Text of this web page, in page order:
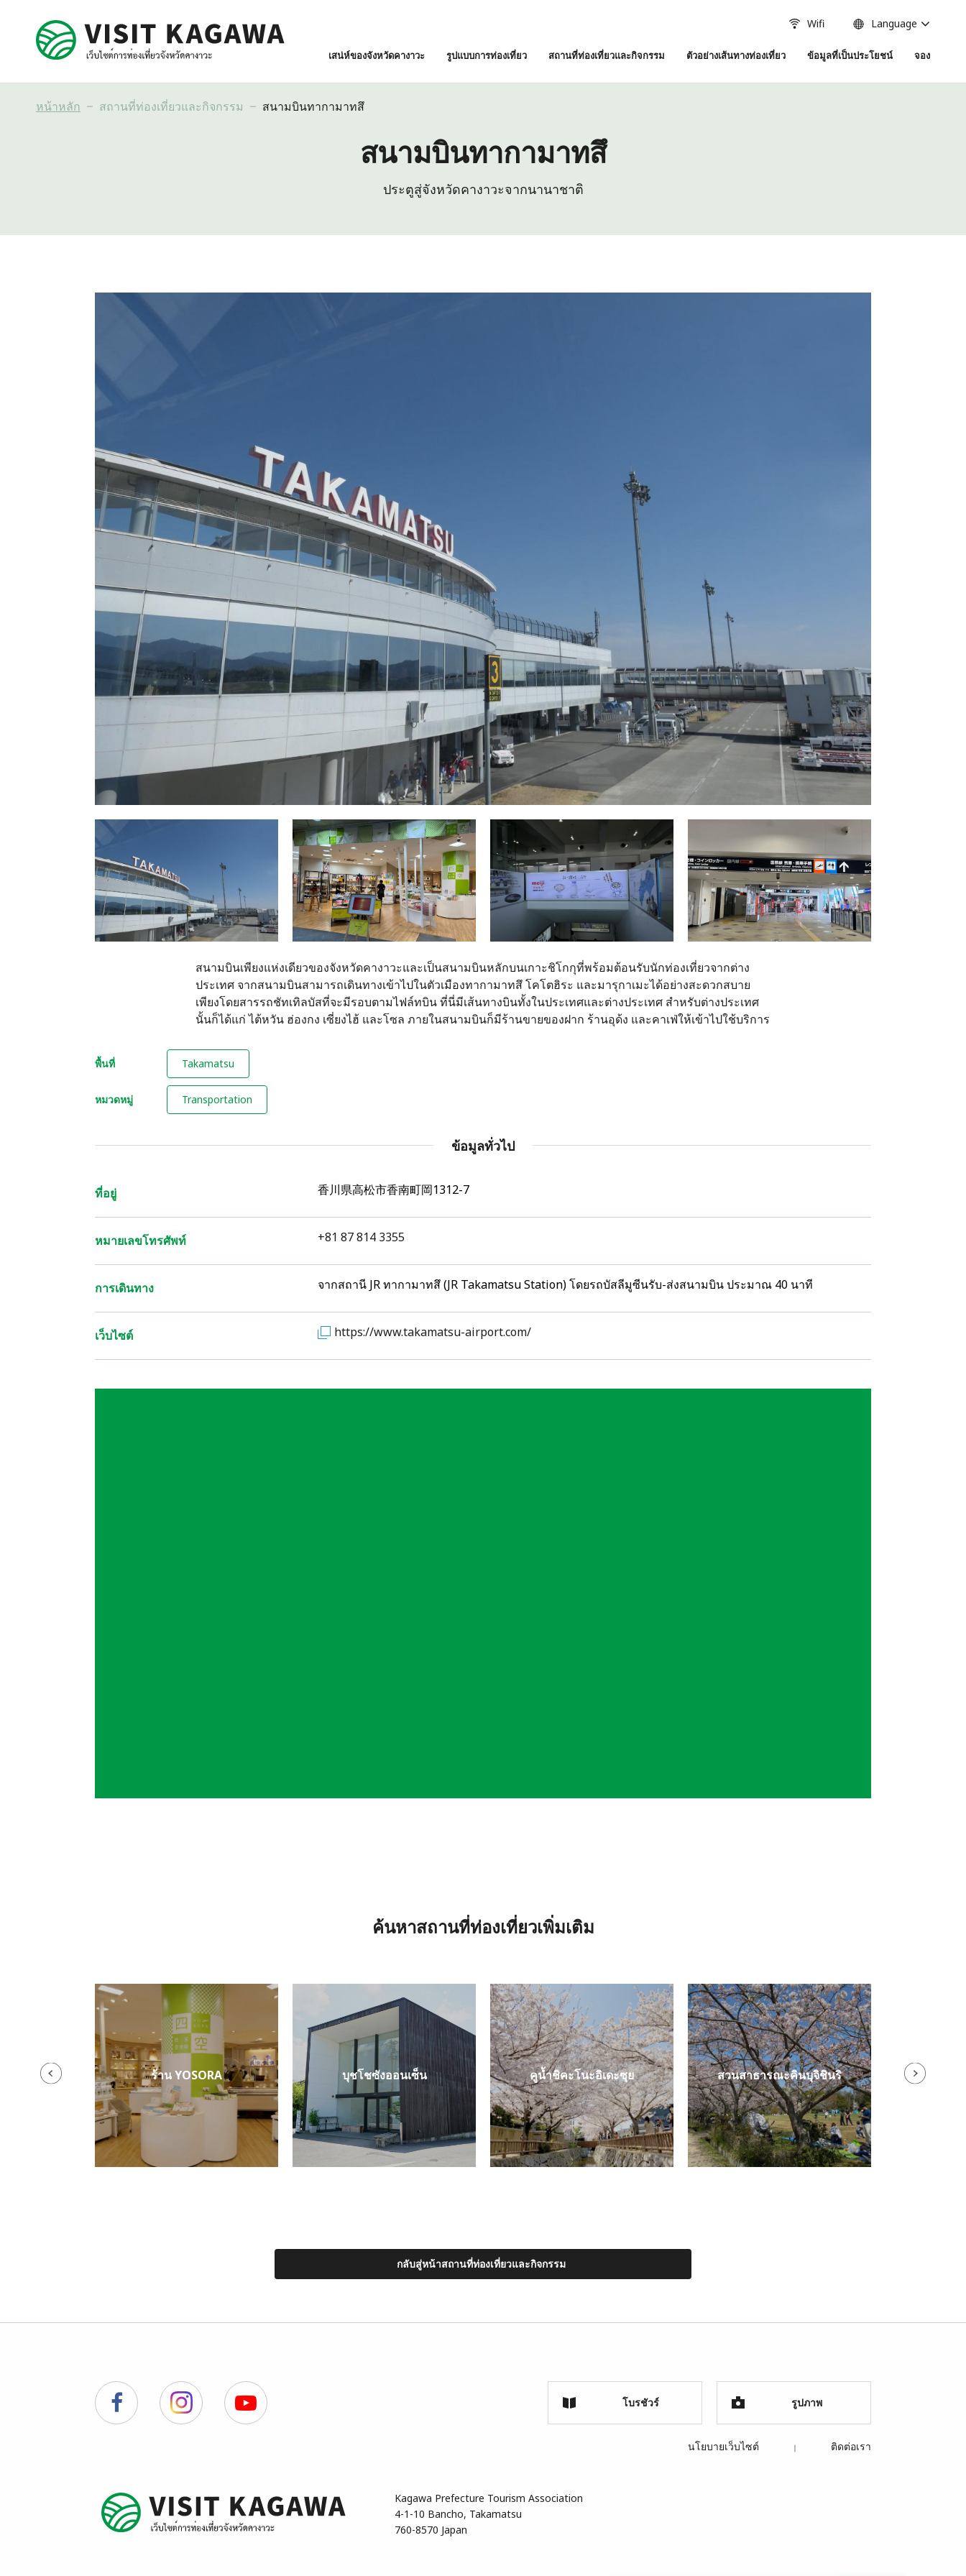
Wifi Language
เสน่ห์ของจังหวัดคางาวะ รูปแบบการท่องเที่ยว สถานที่ท่องเที่ยวและกิจกรรม ตัวอย่างเส้นทางท่องเที่ยว ข้อมูลที่เป็นประโยชน์ จอง
หน้าหลัก สถานที่ท่องเที่ยวและกิจกรรม สนามบินทากามาทสึ
สนามบินทากามาทสึ
ประตูสู่จังหวัดคางาวะจากนานาชาติ
สนามบินเพียงแห่งเดียวของจังหวัดคางาวะและเป็นสนามบินหลักบนเกาะชิโกกุที่พร้อมต้อนรับนักท่องเที่ยวจากต่าง
ประเทศ จากสนามบินสามารถเดินทางเข้าไปในตัวเมืองทากามาทสึ โคโตฮิระ และมารุกาเมะได้อย่างสะดวกสบาย
เพียงโดยสารรถชัทเทิลบัสที่จะมีรอบตามไฟล์ทบิน ที่นี่มีเส้นทางบินทั้งในประเทศและต่างประเทศ สำหรับต่างประเทศ
นั้นก็ได้แก่ ไต้หวัน ฮ่องกง เซี่ยงไฮ้ และโซล ภายในสนามบินก็มีร้านขายของฝาก ร้านอุด้ง และคาเฟ่ให้เข้าไปใช้บริการ
พื้นที่ Takamatsu
หมวดหมู่ Transportation
ข้อมูลทั่วไป
ที่อยู่ 香川県高松市香南町岡1312-7
หมายเลขโทรศัพท์ +81 87 814 3355
การเดินทาง จากสถานี JR ทากามาทสึ (JR Takamatsu Station) โดยรถบัสลีมูซีนรับ-ส่งสนามบิน ประมาณ 40 นาที
เว็บไซต์ https://www.takamatsu-airport.com/
ค้นหาสถานที่ท่องเที่ยวเพิ่มเติม
ร้าน YOSORA บุชโชซังออนเซ็น คูน้ำชิคะโนะอิเดะซุย สวนสาธารณะคินบุจิชินริ
กิจกรรมทำ
กลับสู่หน้าสถานที่ท่องเที่ยวและกิจกรรม
โบรชัวร์ รูปภาพ
นโยบายเว็บไซต์ ติดต่อเรา
Kagawa Prefecture Tourism Association
4-1-10 Bancho, Takamatsu
760-8570 Japan